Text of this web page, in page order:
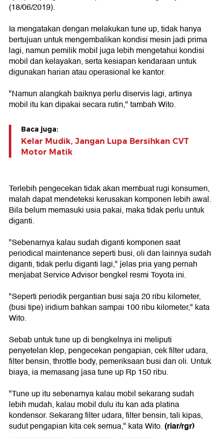
(18/06/2019).
Ia mengatakan dengan melakukan tune up, tidak hanya
bertujuan untuk mengembalikan kondisi mesin jadi prima
lagi, namun pemilik mobil juga lebih mengetahui kondisi
mobil dan kelayakan, serta kesiapan kendaraan untuk
digunakan harian atau operasional ke kantor.
"Namun alangkah baiknya perlu diservis lagi, artinya
mobil itu kan dipakai secara rutin," tambah Wito.
Baca juga:
Kelar Mudik, Jangan Lupa Bersihkan CVT
Motor Matik
Terlebih pengecekan tidak akan membuat rugi konsumen,
malah dapat mendeteksi kerusakan komponen lebih awal.
Bila belum memasuki usia pakai, maka tidak perlu untuk
diganti.
"Sebenarnya kalau sudah diganti komponen saat
periodical maintenance seperti busi, oli dan lainnya sudah
diganti, tidak perlu diganti lagi," jelas pria yang pernah
menjabat Service Advisor bengkel resmi Toyota ini.
"Seperti periodik pergantian busi saja 20 ribu kilometer,
(busi tipe) iridium bahkan sampai 100 ribu kilometer," kata
Wito.
Sebab untuk tune up di bengkelnya ini meliputi
penyetelan klep, pengecekan pengapian, cek filter udara,
filter bensin, throttle body, pemeriksaan busi dan oli. Untuk
biaya, ia memasang jasa tune up Rp 150 ribu.
"Tune up itu sebenarnya kalau mobil sekarang sudah
lebih mudah, kalau mobil dulu itu kan ada platina
kondensor. Sekarang filter udara, filter bensin, tali kipas,
sudut pengapian kita cek semua," kata Wito.(riar/rgr)